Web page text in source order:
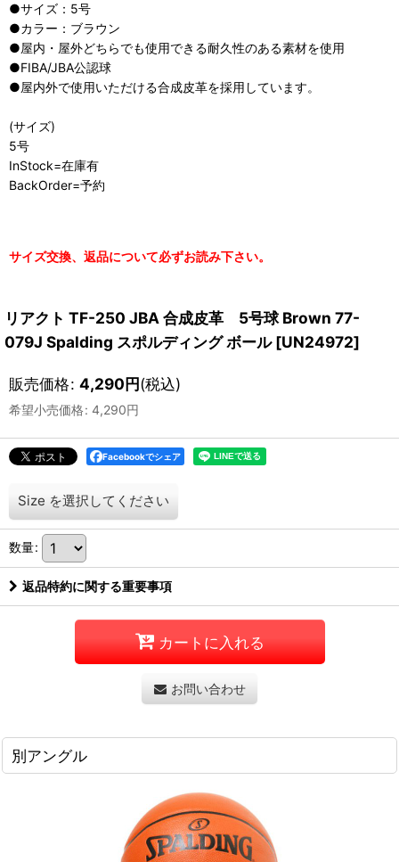
●サイズ：5号
●カラー：ブラウン
●屋内・屋外どちらでも使用できる耐久性のある素材を使用
●FIBA/JBA公認球
●屋内外で使用いただける合成皮革を採用しています。
(サイズ)
5号
InStock=在庫有
BackOrder=予約
サイズ交換、返品について必ずお読み下さい。
リアクト TF-250 JBA 合成皮革 5号球 Brown 77-
079J Spalding スポルディング ボール [UN24972]
販売価格: 4,290円(税込)
希望小売価格: 4,290円
Facebookでシェア
Size を選択してください
数量:
返品特約に関する重要事項
カートに入れる
お問い合わせ
別アングル